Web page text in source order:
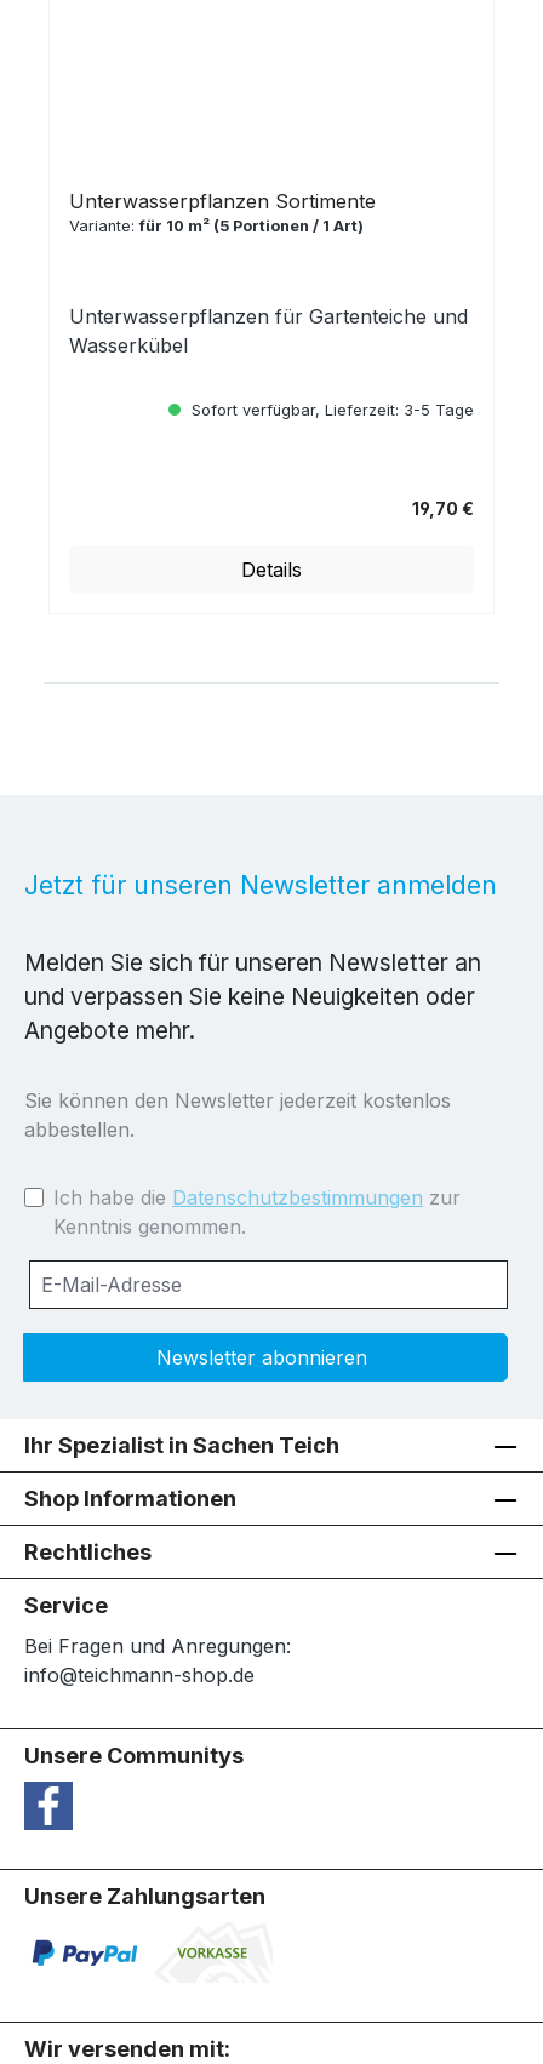
Unterwasserpflanzen Sortimente
Variante:für 10 m² (5 Portionen / 1 Art)
Unterwasserpflanzen für Gartenteiche und
Wasserkübel
Sofort verfügbar, Lieferzeit: 3-5 Tage
19,70 €
Details
Jetzt für unseren Newsletter anmelden
Melden Sie sich für unseren Newsletter an
und verpassen Sie keine Neuigkeiten oder
Angebote mehr.
Sie können den Newsletter jederzeit kostenlos
abbestellen.
Ich habe die Datenschutzbestimmungen zur
Kenntnis genommen.
Newsletter abonnieren
Ihr Spezialist in Sachen Teich
Shop Informationen
Rechtliches
Service
Bei Fragen und Anregungen:
info@teichmann-shop.de
Unsere Communitys
Unsere Zahlungsarten
Wir versenden mit: